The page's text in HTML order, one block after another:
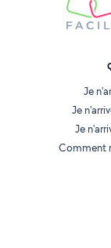
Je
Je
Je
Comment